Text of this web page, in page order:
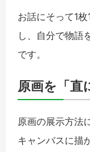
お話にそって1
し、自分で物語
です。
原画を「直
原画の展示方法
キャンバスに描